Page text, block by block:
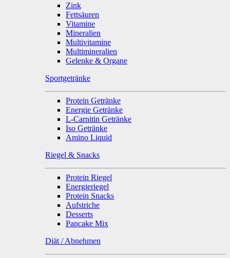
Zink
Fettsäuren
Vitamine
Mineralien
Multivitamine
Multimineralien
Gelenke & Organe
Sportgetränke
Protein Getränke
Energie Getränke
L-Carnitin Getränke
Iso Getränke
Amino Liquid
Riegel & Snacks
Protein Riegel
Energieriegel
Protein Snacks
Aufstriche
Desserts
Pancake Mix
Diät / Abnehmen